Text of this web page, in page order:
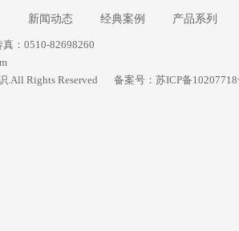
新闻动态 经典案例 产品系列
真：0510-82698260
.All Rights Reserved
备案号：苏ICP备